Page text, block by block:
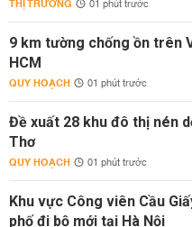
THỊ TRƯỜNG 01 phút trước
9 km tường chống ồn trên
HCM
QUY HOẠCH 01 phút trước
Đề xuất 28 khu đô thị nén
Thơ
QUY HOẠCH 01 phút trước
Khu vực Công viên Cầu
phố đi bộ mới tại Hà Nội